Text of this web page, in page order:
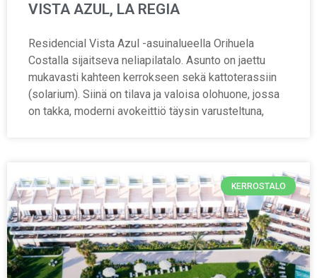
VISTA AZUL, LA REGIA
Residencial Vista Azul -asuinalueella Orihuela
Costalla sijaitseva neliapilatalo. Asunto on jaettu
mukavasti kahteen kerrokseen sekä kattoterassiin
(solarium). Siinä on tilava ja valoisa olohuone, jossa
on takka, moderni avokeittiö täysin varusteltuna,
KERROSTALO